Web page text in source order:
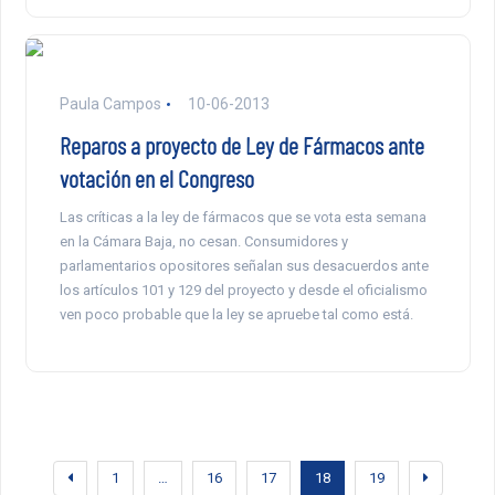
Paula Campos 10-06-2013
Reparos a proyecto de Ley de Fármacos ante
votación en el Congreso
Las críticas a la ley de fármacos que se vota esta semana
en la Cámara Baja, no cesan. Consumidores y
parlamentarios opositores señalan sus desacuerdos ante
los artículos 101 y 129 del proyecto y desde el oficialismo
ven poco probable que la ley se apruebe tal como está.
1 … 16 17 18 19